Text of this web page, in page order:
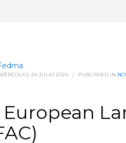
24 JULIO 2024 / PUBLISHED IN
European